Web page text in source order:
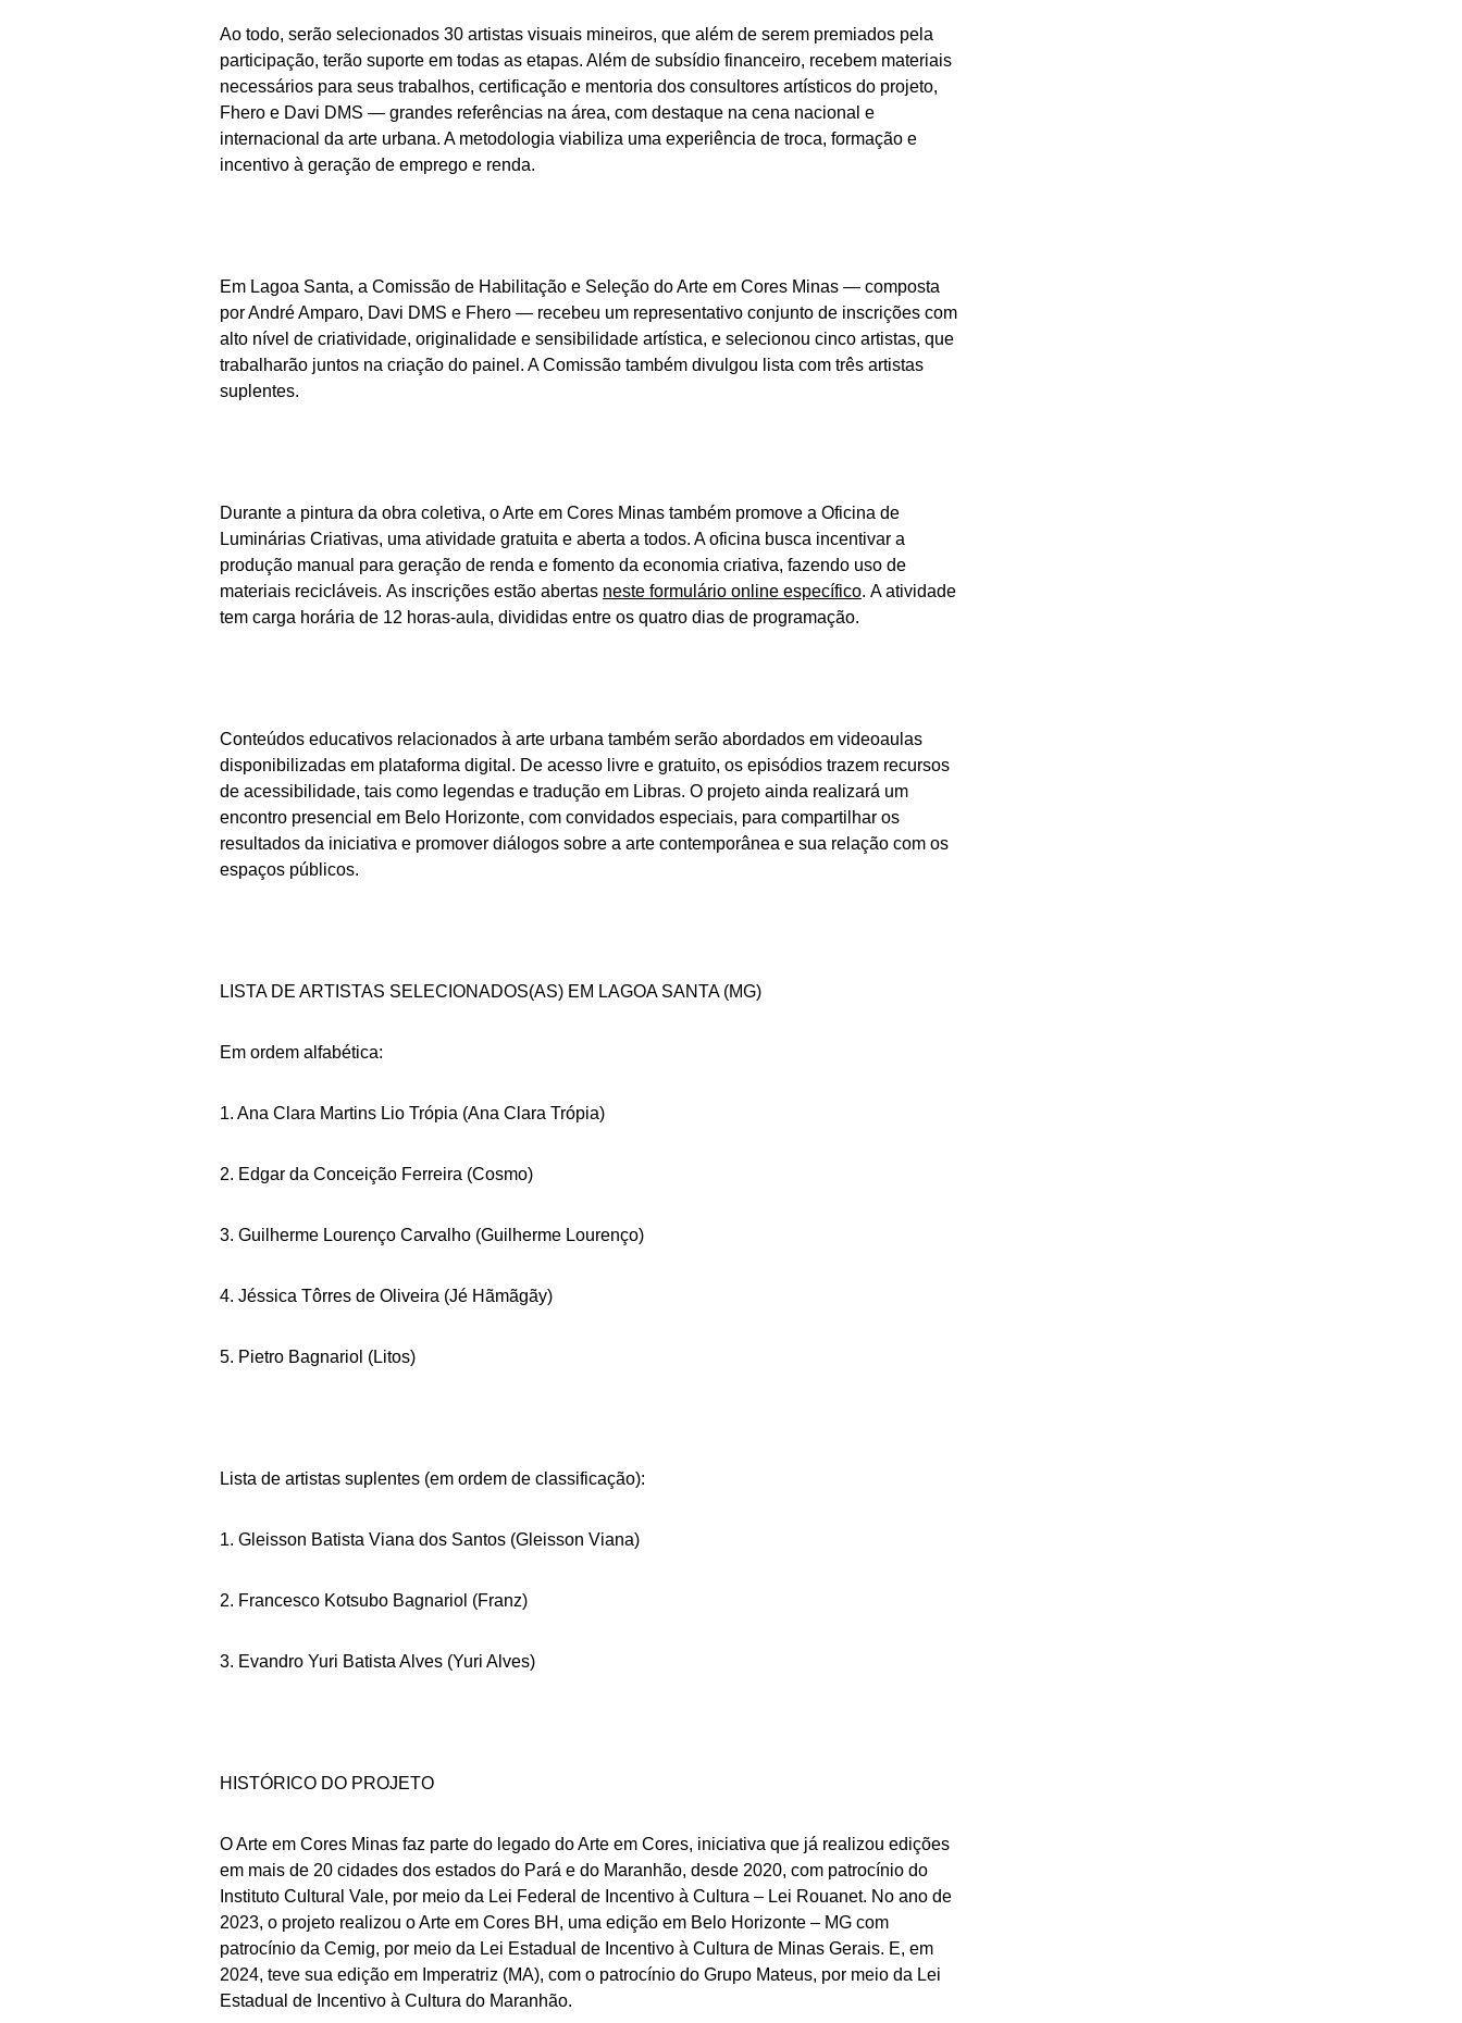
Ao todo, serão selecionados 30 artistas visuais mineiros, que além de serem premiados pela
participação, terão suporte em todas as etapas. Além de subsídio financeiro, recebem materiais
necessários para seus trabalhos, certificação e mentoria dos consultores artísticos do projeto,
Fhero e Davi DMS — grandes referências na área, com destaque na cena nacional e
internacional da arte urbana. A metodologia viabiliza uma experiência de troca, formação e
incentivo à geração de emprego e renda.
Em Lagoa Santa, a Comissão de Habilitação e Seleção do Arte em Cores Minas — composta
por André Amparo, Davi DMS e Fhero — recebeu um representativo conjunto de inscrições com
alto nível de criatividade, originalidade e sensibilidade artística, e selecionou cinco artistas, que
trabalharão juntos na criação do painel. A Comissão também divulgou lista com três artistas
suplentes.
Durante a pintura da obra coletiva, o Arte em Cores Minas também promove a Oficina de
Luminárias Criativas, uma atividade gratuita e aberta a todos. A oficina busca incentivar a
produção manual para geração de renda e fomento da economia criativa, fazendo uso de
materiais recicláveis. As inscrições estão abertas neste formulário online específico. A atividade
tem carga horária de 12 horas-aula, divididas entre os quatro dias de programação.
Conteúdos educativos relacionados à arte urbana também serão abordados em videoaulas
disponibilizadas em plataforma digital. De acesso livre e gratuito, os episódios trazem recursos
de acessibilidade, tais como legendas e tradução em Libras. O projeto ainda realizará um
encontro presencial em Belo Horizonte, com convidados especiais, para compartilhar os
resultados da iniciativa e promover diálogos sobre a arte contemporânea e sua relação com os
espaços públicos.
LISTA DE ARTISTAS SELECIONADOS(AS) EM LAGOA SANTA (MG)
Em ordem alfabética:
1. Ana Clara Martins Lio Trópia (Ana Clara Trópia)
2. Edgar da Conceição Ferreira (Cosmo)
3. Guilherme Lourenço Carvalho (Guilherme Lourenço)
4. Jéssica Tôrres de Oliveira (Jé Hãmãgãy)
5. Pietro Bagnariol (Litos)
Lista de artistas suplentes (em ordem de classificação):
1. Gleisson Batista Viana dos Santos (Gleisson Viana)
2. Francesco Kotsubo Bagnariol (Franz)
3. Evandro Yuri Batista Alves (Yuri Alves)
HISTÓRICO DO PROJETO
O Arte em Cores Minas faz parte do legado do Arte em Cores, iniciativa que já realizou edições
em mais de 20 cidades dos estados do Pará e do Maranhão, desde 2020, com patrocínio do
Instituto Cultural Vale, por meio da Lei Federal de Incentivo à Cultura – Lei Rouanet. No ano de
2023, o projeto realizou o Arte em Cores BH, uma edição em Belo Horizonte – MG com
patrocínio da Cemig, por meio da Lei Estadual de Incentivo à Cultura de Minas Gerais. E, em
2024, teve sua edição em Imperatriz (MA), com o patrocínio do Grupo Mateus, por meio da Lei
Estadual de Incentivo à Cultura do Maranhão.